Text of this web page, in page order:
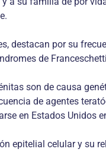
destacan por su
de
son de causa
de agentes
en Estados Unidos
epitelial celular y su